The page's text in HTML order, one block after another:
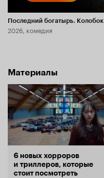
Последний богатырь. Колобок
2026, комедия
Материалы
6 новых хорроров
и триллеров, которые
стоит посмотреть